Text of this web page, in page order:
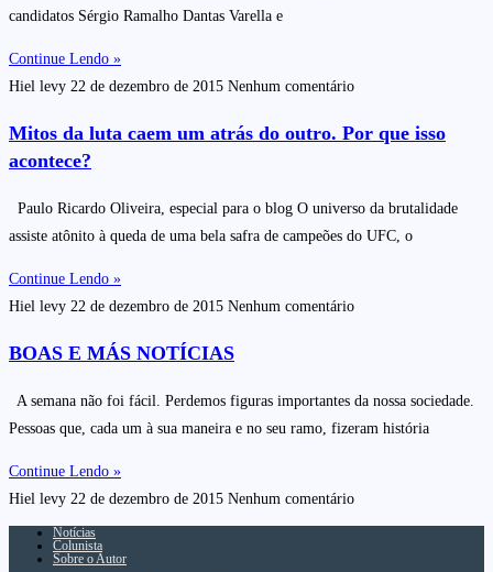
candidatos Sérgio Ramalho Dantas Varella e
Continue Lendo »
Hiel levy 22 de dezembro de 2015 Nenhum comentário
Mitos da luta caem um atrás do outro. Por que isso
acontece?
Paulo Ricardo Oliveira, especial para o blog O universo da brutalidade
assiste atônito à queda de uma bela safra de campeões do UFC, o
Continue Lendo »
Hiel levy 22 de dezembro de 2015 Nenhum comentário
BOAS E MÁS NOTÍCIAS
A semana não foi fácil. Perdemos figuras importantes da nossa sociedade.
Pessoas que, cada um à sua maneira e no seu ramo, fizeram história
Continue Lendo »
Hiel levy 22 de dezembro de 2015 Nenhum comentário
Notícias
Colunista
Sobre o Autor